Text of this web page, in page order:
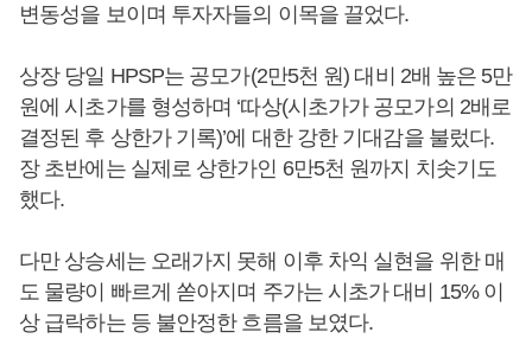
변동성을 보이며 투자자들의 이목을 끌었다.
상장 당일 HPSP는 공모가(2만5천 원) 대비 2배 높은 5만
원에 시초가를 형성하며 ‘따상(시초가가 공모가의 2배로
결정된 후 상한가 기록)’에 대한 강한 기대감을 불렀다.
장 초반에는 실제로 상한가인 6만5천 원까지 치솟기도
했다.
다만 상승세는 오래가지 못해 이후 차익 실현을 위한 매
도 물량이 빠르게 쏟아지며 주가는 시초가 대비 15% 이
상 급락하는 등 불안정한 흐름을 보였다.